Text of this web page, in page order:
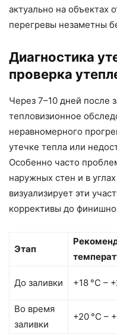
актуально на объектах
перегревы незаметны
Диагностика
проверка
Через 7–10 дней после
тепловизионное
неравномерного
утечке тепла или
Особенно часто
наружных стен и в
визуализирует эти
коррективы до
Этап
До заливки +18 °C –
Во время
заливки
+20 °C –